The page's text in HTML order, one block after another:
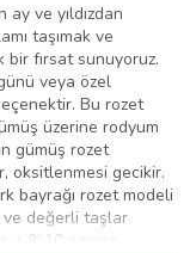
ay ve yıldızdan
taşımak ve
bir fırsat sunuyoruz.
veya özel
Bu rozet
üzerine rodyum
gümüş rozet
oksitlenmesi gecikir.
bayrağı rozet modeli
ve değerli taşlar
± %10 sapma